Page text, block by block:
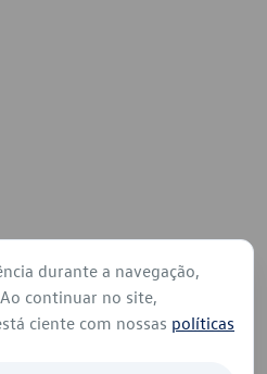
durante a navegação,
continuar no site,
ciente com nossas políticas